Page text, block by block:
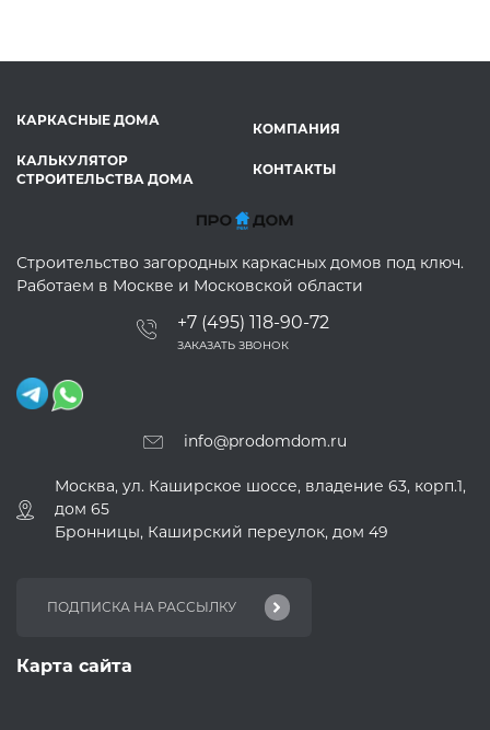
КАРКАСНЫЕ ДОМА
КАЛЬКУЛЯТОР
СТРОИТЕЛЬСТВА ДОМА
КОМПАНИЯ
КОНТАКТЫ
Строительство загородных каркасных домов под ключ.
Работаем в Москве и Московской области
+7 (495) 118-90-72
ЗАКАЗАТЬ ЗВОНОК
info@prodomdom.ru
Москва, ул. Каширское шоссе, владение 63, корп.1,
дом 65
Бронницы, Каширский переулок, дом 49
Карта сайта